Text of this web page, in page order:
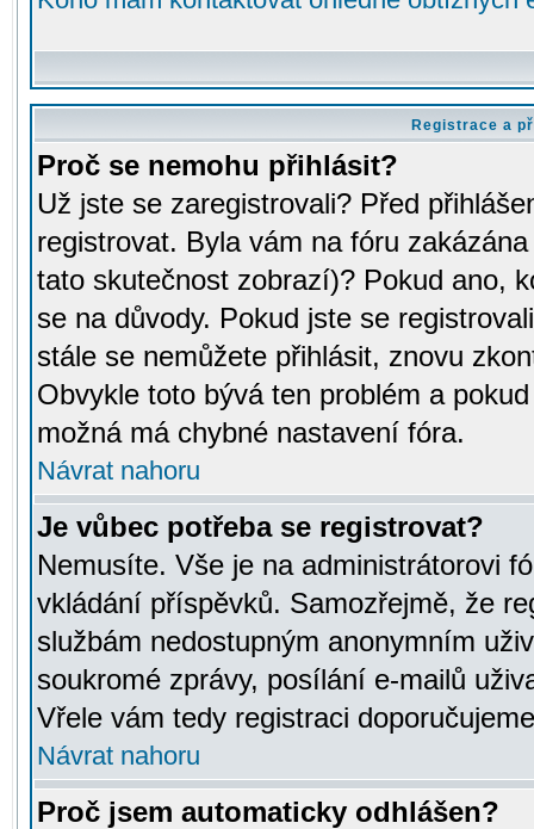
Registrace a
Proč se nemohu přihlásit?
Už jste se zaregistrovali? Před
registrovat. Byla vám na fóru
tato skutečnost zobrazí)? Pokud ano,
se na důvody. Pokud jste se
stále se nemůžete přihlásit, znovu
Obvykle toto bývá ten problém a
možná má chybné nastavení fóra.
Návrat nahoru
Je vůbec potřeba se registrovat?
Nemusíte. Vše je na administrátorovi
vkládání příspěvků. Samozřejmě, že
službám nedostupným anonymním
soukromé zprávy, posílání e-mailů
Vřele vám tedy registraci
Návrat nahoru
Proč jsem automaticky odhlášen?